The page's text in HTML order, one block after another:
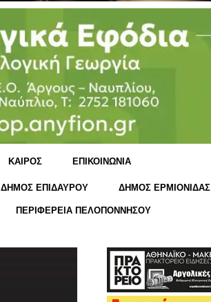
KΑΙΡΟΣ ΕΠΙΚΟΙΝΩΝΙΑ
ΔΗΜΟΣ ΕΠΙΔΑΥΡΟΥ ΔΗΜΟΣ ΕΡΜΙΟΝΙΔΑΣ
ΠΕΡΙΦΕΡΕΙΑ ΠΕΛΟΠΟΝΝΗΣΟΥ